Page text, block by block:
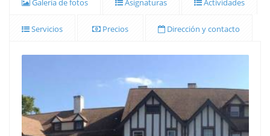
Galería de fotos Asignaturas Actividades
Servicios Precios Dirección y contacto